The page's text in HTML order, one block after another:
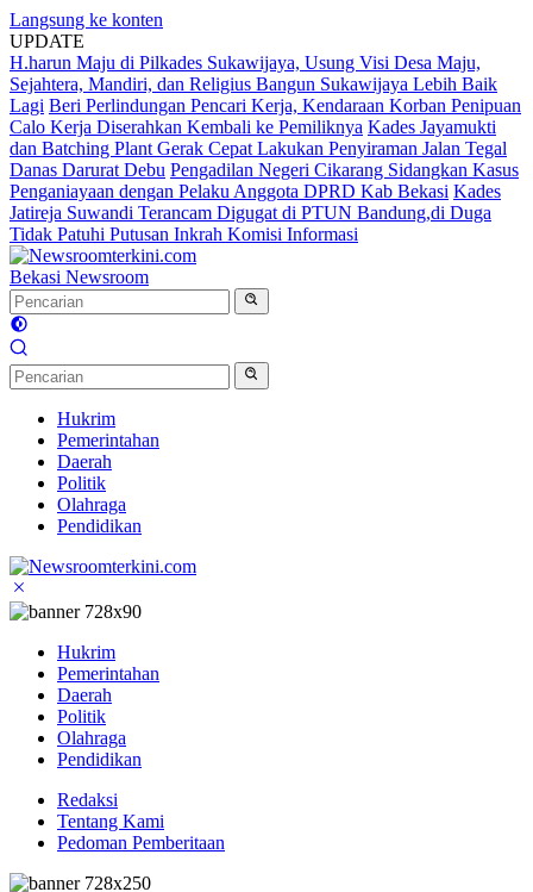
Langsung ke konten
UPDATE
H.harun Maju di Pilkades Sukawijaya, Usung Visi Desa Maju,
Sejahtera, Mandiri, dan Religius Bangun Sukawijaya Lebih Baik
Lagi Beri Perlindungan Pencari Kerja, Kendaraan Korban Penipuan
Calo Kerja Diserahkan Kembali ke Pemiliknya Kades Jayamukti
dan Batching Plant Gerak Cepat Lakukan Penyiraman Jalan Tegal
Danas Darurat Debu Pengadilan Negeri Cikarang Sidangkan Kasus
Penganiayaan dengan Pelaku Anggota DPRD Kab Bekasi Kades
Jatireja Suwandi Terancam Digugat di PTUN Bandung,di Duga
Tidak Patuhi Putusan Inkrah Komisi Informasi
Bekasi Newsroom
Hukrim
Pemerintahan
Daerah
Politik
Olahraga
Pendidikan
Hukrim
Pemerintahan
Daerah
Politik
Olahraga
Pendidikan
Redaksi
Tentang Kami
Pedoman Pemberitaan